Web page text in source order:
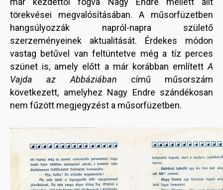
törekvései megvalósításában. A műsorfüzetben
hangsúlyozzák napról-napra születő
szerzeményeinek aktualitását. Érdekes módon
vastag betűvel van feltüntetve még a tíz perces
szünet is, amely előtt a már korábban említettA
Vajda az Abbáziában című műsorszám
következett, amelyhez Nagy Endre szándékosan
nem fűzött megjegyzést a műsorfüzetben.